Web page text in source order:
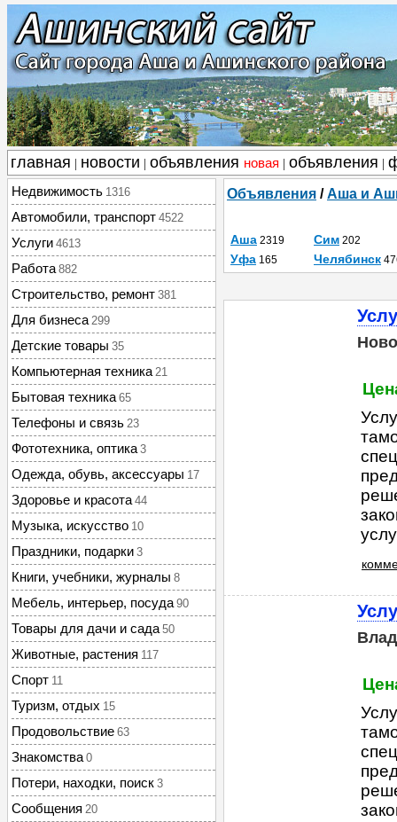
главная новости объявления новая объявления
Недвижимость 1316
Автомобили, транспорт 4522
Услуги 4613
Работа 882
Строительство, ремонт 381
Для бизнеса 299
Детские товары 35
Компьютерная техника 21
Бытовая техника 65
Телефоны и связь 23
Фототехника, оптика 3
Одежда, обувь, аксессуары 17
Здоровье и красота 44
Музыка, искусство 10
Праздники, подарки 3
Книги, учебники, журналы 8
Мебель, интерьер, посуда 90
Товары для дачи и сада 50
Животные, растения 117
Спорт 11
Туризм, отдых 15
Продовольствие 63
Знакомства 0
Потери, находки, поиск 3
Сообщения 20
Объявления /Аша и
Аша 2319 Сим 202
Уфа 165 Челябинск